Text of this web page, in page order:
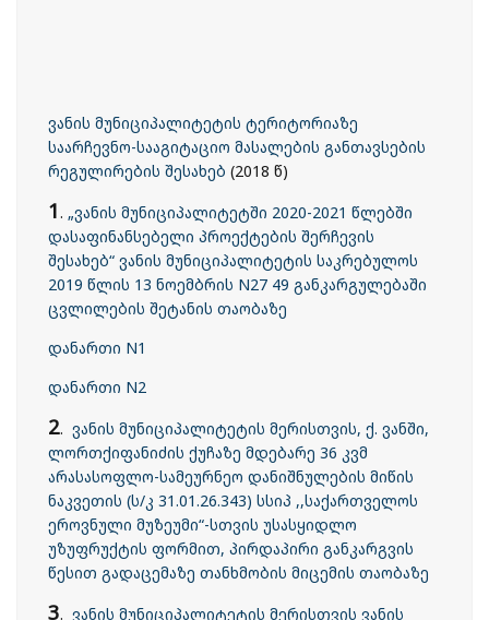
ვანის მუნიციპალიტეტის ტერიტორიაზე
საარჩევნო-სააგიტაციო მასალების განთავსების
რეგულირების შესახებ (2018 წ)
1. „ვანის მუნიციპალიტეტში 2020-2021 წლებში
დასაფინანსებელი პროექტების შერჩევის
შესახებ“ ვანის მუნიციპალიტეტის საკრებულოს
2019 წლის 13 ნოემბრის N27 49 განკარგულებაში
ცვლილების შეტანის თაობაზე
დანართი N1
დანართი N2
2. ვანის მუნიციპალიტეტის მერისთვის, ქ. ვანში,
ლორთქიფანიძის ქუჩაზე მდებარე 36 კვმ
არასასოფლო-სამეურნეო დანიშნულების მიწის
ნაკვეთის (ს/კ 31.01.26.343) სსიპ ,,საქართველოს
ეროვნული მუზეუმი“-სთვის უსასყიდლო
უზუფრუქტის ფორმით, პირდაპირი განკარგვის
წესით გადაცემაზე თანხმობის მიცემის თაობაზე
3. ვანის მუნიციპალიტეტის მერისთვის ვანის